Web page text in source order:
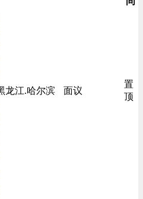
龙江.哈尔滨 面议
置
顶